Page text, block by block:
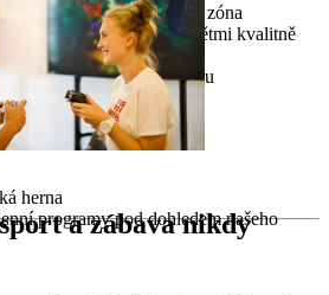
pokoj a venkovní lounge zóna
mohou rodiče s malými dětmi kvalitně
našeho personálu
herna
programy pod dohledem našeho
a zábava nikdy